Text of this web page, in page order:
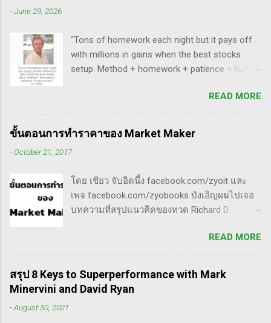
นี้นะ...
เมื่อเอามาใช้ร่วมกับวอลุ่ม ในคลิปนี้เธอจัดเต็ม
เรื่องของ gap ซึ่งถือว่าครบเครื่องเอามากๆ ทฤษฎี
gap ที่เกี่ยวข้องกับเวฟ มีดังนี้ Common gap ใน
มือที่หวงของ เพราะเขาจะตบขึ้น/ลงเพื่อให้เม่า
คายหุ้นคืน ยิ่งมีเยอะยิ่งน่าสนใจ gap ประเภทนี้มัก
จะมีการลงมาปิดในเวลาอีกไม่นาน เพราะราคายัง
ประเภท double three Breakaway gap เป็นการ
กระโดดข้ามเวฟสอง...
-June 29, 2026
“Tons of homework each night but it pays off
with millions in gains when the best stocks
setup. Method + homework + patience = huge
“การทำการบ้านอย่างหนักทุกคืน จะให้ผล
ตอบแทนเป็นผลกำไรมหาศาลเป็นล้านๆ เมื่อรวม
วิธีการที่พิสูจน์ได้ การบ้าน และความอดทนเข้า
เป็นการติดตามข่าวสาร การวิเคราะห์ทางเทคนิค
หรือปัจจัยพื้นฐาน การสแกนหุ้นที่มีศักยภาพเป็นผู้
ชนะในอนาคต การลงรายละเอียดในการวิเคราะห์
จังหวะที่เหมาะสมในการเข้าเทรด . - วิธีการที่
พิสูจน์แล้วว่าทำเงินได้จริงและทำซ้ำได้ตลอด
(Method): การมีระบบหรือกลยุทธ์ที่ชัดเจนในการ
เทรดเป็นสิ่งสำคัญ เพราะจะช่วยให้คุณไม่หลงลืม
READ MORE
ขั้นตอนการทำราคาของ Market Maker
-October 21, 2017
โดย เซียว จับอิดนึ้ง facebook.com/zyoit และ
เพจ facebook.com/zyobooks บังเอิญผมไปเจอ
บทความที่สรุปแนวคิดของทวด Richard D.
เอง, ก็เลยอดตื่นใจไม่ได้กับข้อมูลที่เขาเขียนถึง "
How Manipulators Operate " ซึีงผมตีความว่ามัน
น่าเป็น " ขั้นตอนการทำราคาของ Market Maker "
พอได้สแกนคร่าวๆแล้วก็รู้สึกว่าน่าสนใจ เลย
พยายามแปลให้ตัวเองรู้เรื่อง แม้ว่าภาษาของแกจะ
READ MORE
สรุป 8 Keys to Superperformance with Mark
Minervini and David Ryan
-August 30, 2021